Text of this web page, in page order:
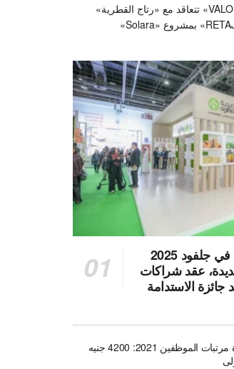
شركة « VALO Hospitality» تتعاقد مع «رتاج القطرية»
أغذية تُعزز ريادتها في جلفود 2025
عقد شراكات
جائزة الاستدامة
جدول زيادة مرتبات الموظفين 2021: 4200 جنيه